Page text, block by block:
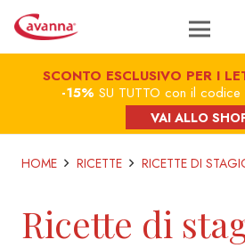
SCONTO ESCLUSIVO PER I
-15% SU TUTTO con il codice
VAI ALLO
HOME RICETTE RICETTE DI
Ricette di